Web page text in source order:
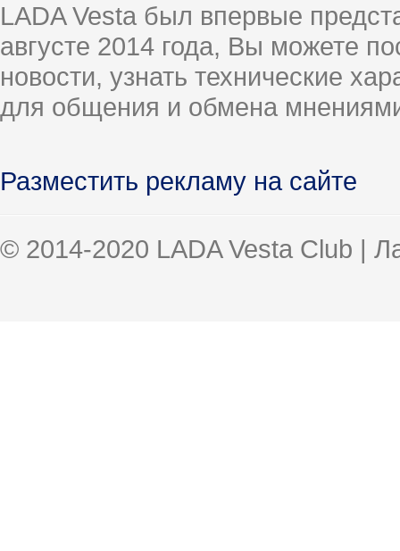
LADA Vesta был впервые
августе 2014 года, Вы можете
новости, узнать технические
для общения и обмена
Разместить рекламу на сайте
© 2014-2020 LADA Vesta Club |